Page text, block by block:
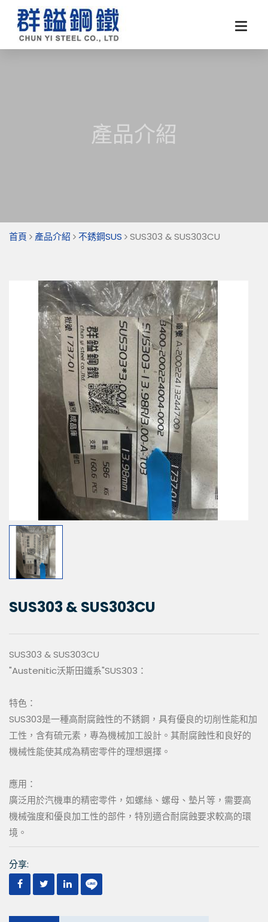
產品介紹
首頁 產品介紹 不銹鋼SUS SUS303 & SUS303CU
SUS303 & SUS303CU
SUS303 & SUS303CU
"Austenitic沃斯田鐵系"SUS303：
特色：
SUS303是一種高耐腐蝕性的不銹鋼，具有優良的切削性能和加
工性，含有硫元素，專為機械加工設計。其耐腐蝕性和良好的
機械性能使其成為精密零件的理想選擇。
應用：
廣泛用於汽機車的精密零件，如螺絲、螺母、墊片等，需要高
機械強度和優良加工性的部件，特別適合耐腐蝕要求較高的環
境。
分享: